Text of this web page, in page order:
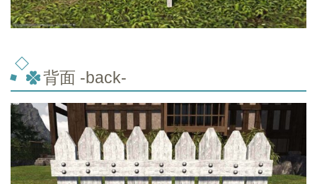
背面 -back-